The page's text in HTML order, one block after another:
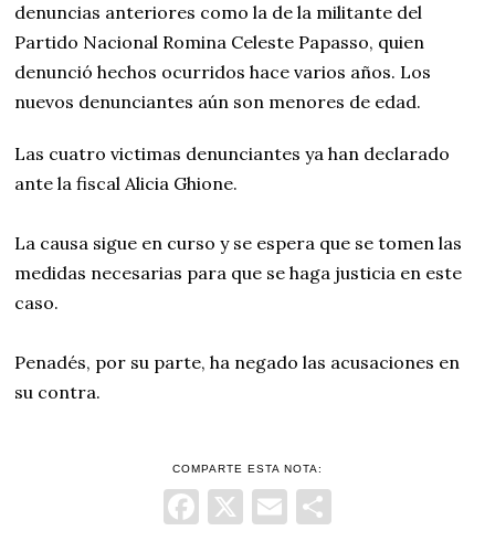
denuncias anteriores como la de la militante del
Partido Nacional Romina Celeste Papasso, quien
denunció hechos ocurridos hace varios años. Los
nuevos denunciantes aún son menores de edad.
Las cuatro victimas denunciantes ya han declarado
ante la fiscal Alicia Ghione.
La causa sigue en curso y se espera que se tomen las
medidas necesarias para que se haga justicia en este
caso.
Penadés, por su parte, ha negado las acusaciones en
su contra.
COMPARTE ESTA NOTA:
Facebook
X Email